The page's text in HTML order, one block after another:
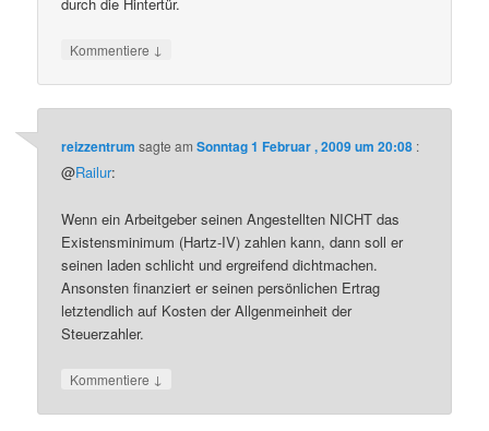
Kommentiere ↓
reizzentrum sagte amSonntag 1 Februar , 2009 um 20:08 :
@Railur:
Wenn ein Arbeitgeber seinen Angestellten NICHT das
Existensminimum (Hartz-IV) zahlen kann, dann soll er
seinen laden schlicht und ergreifend dichtmachen.
Ansonsten finanziert er seinen persönlichen Ertrag
letztendlich auf Kosten der Allgenmeinheit der
Steuerzahler.
Kommentiere ↓